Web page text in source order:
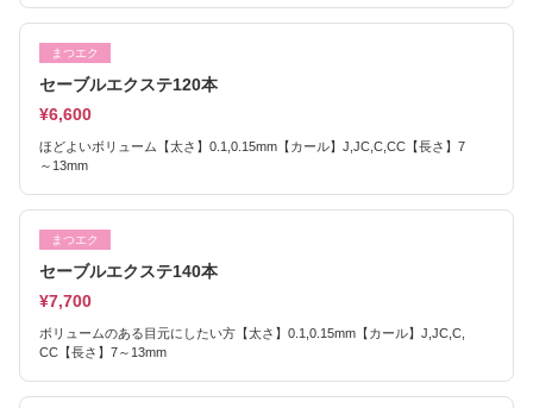
まつエク
セーブルエクステ120本
¥6,600
ほどよいボリューム【太さ】0.1,0.15mm【カール】J,JC,C,CC【長さ】7
～13mm
まつエク
セーブルエクステ140本
¥7,700
ボリュームのある目元にしたい方【太さ】0.1,0.15mm【カール】J,JC,C,
CC【長さ】7～13mm